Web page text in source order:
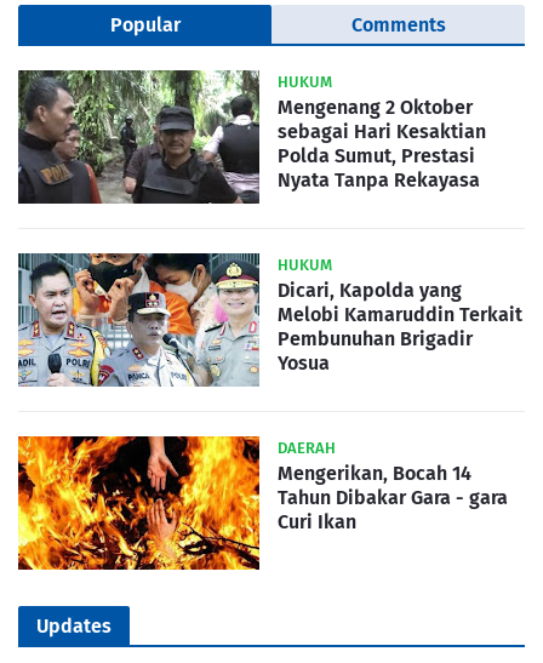
Popular Comments
HUKUM
Mengenang 2 Oktober
sebagai Hari Kesaktian
Polda Sumut, Prestasi
Nyata Tanpa Rekayasa
HUKUM
Dicari, Kapolda yang
Melobi Kamaruddin Terkait
Pembunuhan Brigadir
Yosua
DAERAH
Mengerikan, Bocah 14
Tahun Dibakar Gara - gara
Curi Ikan
Updates